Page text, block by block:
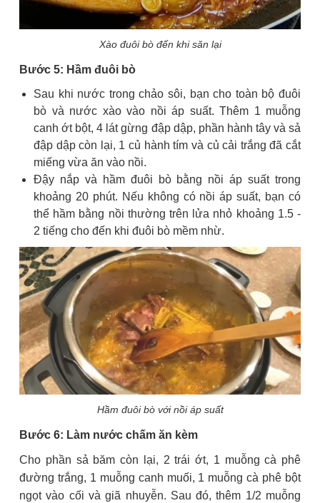
Xào đuôi bò đến khi săn lại
Bước 5: Hầm đuôi bò
Sau khi nước trong chảo sôi, bạn cho toàn bộ đuôi
bò và nước xào vào nồi áp suất. Thêm 1 muỗng
canh ớt bột, 4 lát gừng đập dập, phần hành tây và sả
đập dập còn lại, 1 củ hành tím và củ cải trắng đã cắt
miếng vừa ăn vào nồi.
Đậy nắp và hầm đuôi bò bằng nồi áp suất trong
khoảng 20 phút. Nếu không có nồi áp suất, bạn có
thể hầm bằng nồi thường trên lửa nhỏ khoảng 1.5 -
2 tiếng cho đến khi đuôi bò mềm nhừ.
Hầm đuôi bò với nồi áp suất
Bước 6: Làm nước chấm ăn kèm
Cho phần sả băm còn lại, 2 trái ớt, 1 muỗng cà phê
đường trắng, 1 muỗng canh muối, 1 muỗng cà phê bột
ngọt vào cối và giã nhuyễn. Sau đó, thêm 1/2 muỗng